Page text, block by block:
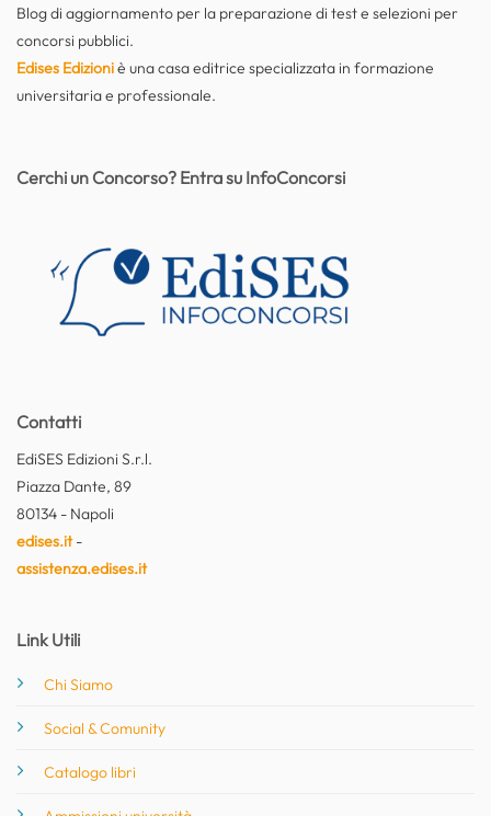
Blog di aggiornamento per la preparazione di test e selezioni per
concorsi pubblici.
Edises Edizioniè una casa editrice specializzata in formazione
universitaria e professionale.
Contatti
EdiSES Edizioni S.r.l.
Piazza Dante, 89
80134 - Napoli
edises.it-
assistenza.edises.it
Link Utili
Chi Siamo
Social & Comunity
Catalogo libri
Cerchi un Concorso? Entra su InfoConcorsi